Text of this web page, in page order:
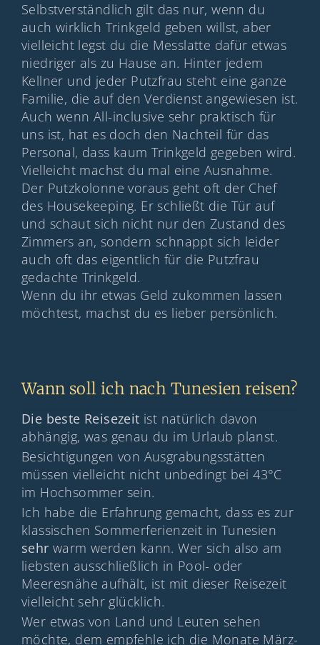
Selbstverständlich gilt das nur, wenn du
auch wirklich Trinkgeld geben willst, aber
vielleicht legst du die Messlatte dafür etwas
niedriger als zu Hause an. Hinter jedem
Kellner und jeder Putzfrau steht eine ganze
Familie, die auf den Verdienst angewiesen ist.
Auch wenn All-inclusive sehr praktisch für
uns ist, hat es doch den Nachteil für das
Personal, dass kaum Trinkgeld gegeben wird.
Vielleicht machst du mal eine Ausnahme.
Der Putzkolonne voraus geht oft der Chef
des Housekeeping. Er schließt die Tür auf
und schaut sich nicht nur den Zustand des
Zimmers an, sondern schnappt sich leider
auch oft das eigentlich für die Putzfrau
gedachte Trinkgeld.
Wenn du ihr etwas Geld zukommen lassen
möchtest, machst du es lieber persönlich.
Wann soll ich nach Tunesien reisen?
Die beste Reisezeit ist natürlich davon
abhängig, was genau du im Urlaub planst.
Besichtigungen von Ausgrabungsstätten
müssen vielleicht nicht unbedingt bei 43°C
im Hochsommer sein.
Ich habe die Erfahrung gemacht, dass es zur
klassischen Sommerferienzeit in Tunesien
sehr warm werden kann. Wer sich also am
liebsten ausschließlich in Pool- oder
Meeresnähe aufhält, ist mit dieser Reisezeit
vielleicht sehr glücklich.
Wer etwas von Land und Leuten sehen
möchte, dem empfehle ich die Monate März-